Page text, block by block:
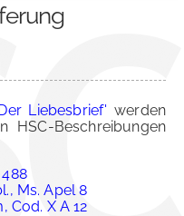
Liebesbrief' werden
HSC-Beschreibungen
Ms. Apel 8
Cod. X A 12